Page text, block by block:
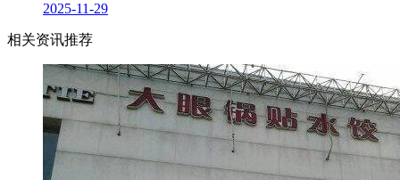
2025-11-29
相关资讯推荐